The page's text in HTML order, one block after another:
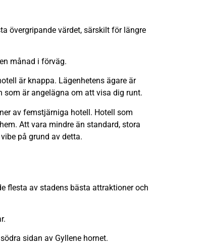
övergripande värdet, särskilt för längre
månad i förväg.
är knappa. Lägenhetens ägare är
är angelägna om att visa dig runt.
av femstjärniga hotell. Hotell som
Att vara mindre än standard, stora
på grund av detta.
flesta av stadens bästa attraktioner och
sidan av Gyllene hornet.